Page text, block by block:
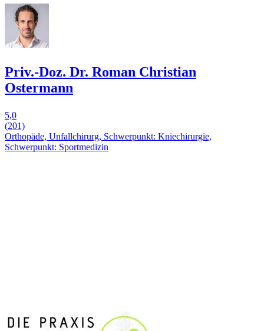
Priv.-Doz. Dr. Roman Christian
Ostermann
5,0
(201)
Orthopäde, Unfallchirurg, Schwerpunkt: Kniechirurgie,
Schwerpunkt: Sportmedizin